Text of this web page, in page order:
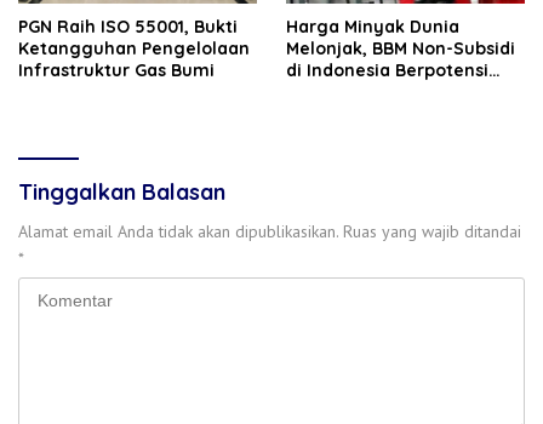
PGN Raih ISO 55001, Bukti
Ketangguhan Pengelolaan
Infrastruktur Gas Bumi
Harga Minyak Dunia
Melonjak, BBM Non-Subsidi
di Indonesia Berpotensi
Tinggalkan Balasan
Alamat email Anda tidak akan dipublikasikan. Ruas yang wajib ditandai
*